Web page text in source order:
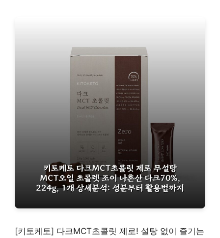
[키토케토] 다크MCT초콜릿 제로! 설탕 없이 즐기는